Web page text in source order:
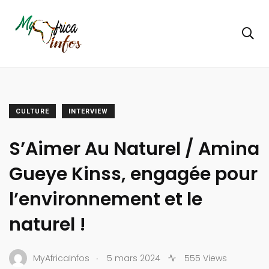
CULTURE INTERVIEW
S’Aimer Au Naturel / Amina
Gueye Kinss, engagée pour
l’environnement et le
naturel !
MyAfricaInfos . 5 mars 2024 555 Views